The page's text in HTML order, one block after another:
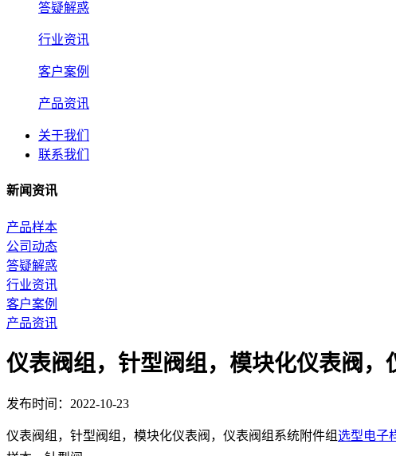
答疑解惑
行业资讯
客户案例
产品资讯
关于我们
联系我们
新闻资讯
产品样本
公司动态
答疑解惑
行业资讯
客户案例
产品资讯
仪表阀组，针型阀组，模块化仪表阀
发布时间：2022-10-23
仪表阀组，针型阀组，模块化仪表阀，仪表阀组系统附件组选型电子